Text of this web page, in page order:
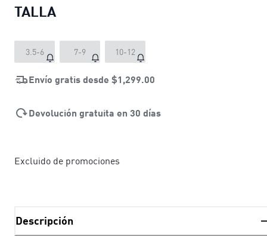
TALLA
3.5-6 7-9 10-12
Envío gratis desde $1,299.00
Devolución gratuita en 30 días
Excluido de promociones
Descripción